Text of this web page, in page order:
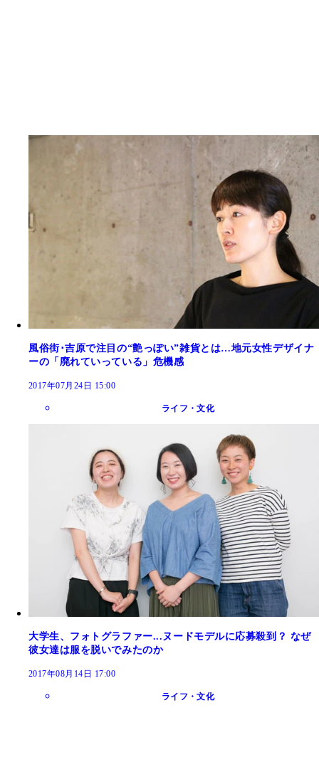
風俗街･吉原で注目の“艶っぽい”雑貨とは…地元女性デザイナ
ーの「廃れていっている」危機感
2017年07月24日 15:00
ライフ・文化
大学生、フォトグラファー...ヌードモデルに応募殺到？ なぜ
彼女達は服を脱いでみたのか
2017年08月14日 17:00
ライフ・文化